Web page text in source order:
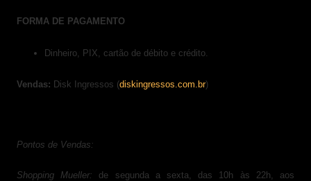
FORMA DE PAGAMENTO
Dinheiro, PIX, cartão de débito e crédito.
Vendas: Disk Ingressos (diskingressos.com.br)
Pontos de Vendas:
Shopping Mueller: de segunda a sexta, das 10h às 22h, aos